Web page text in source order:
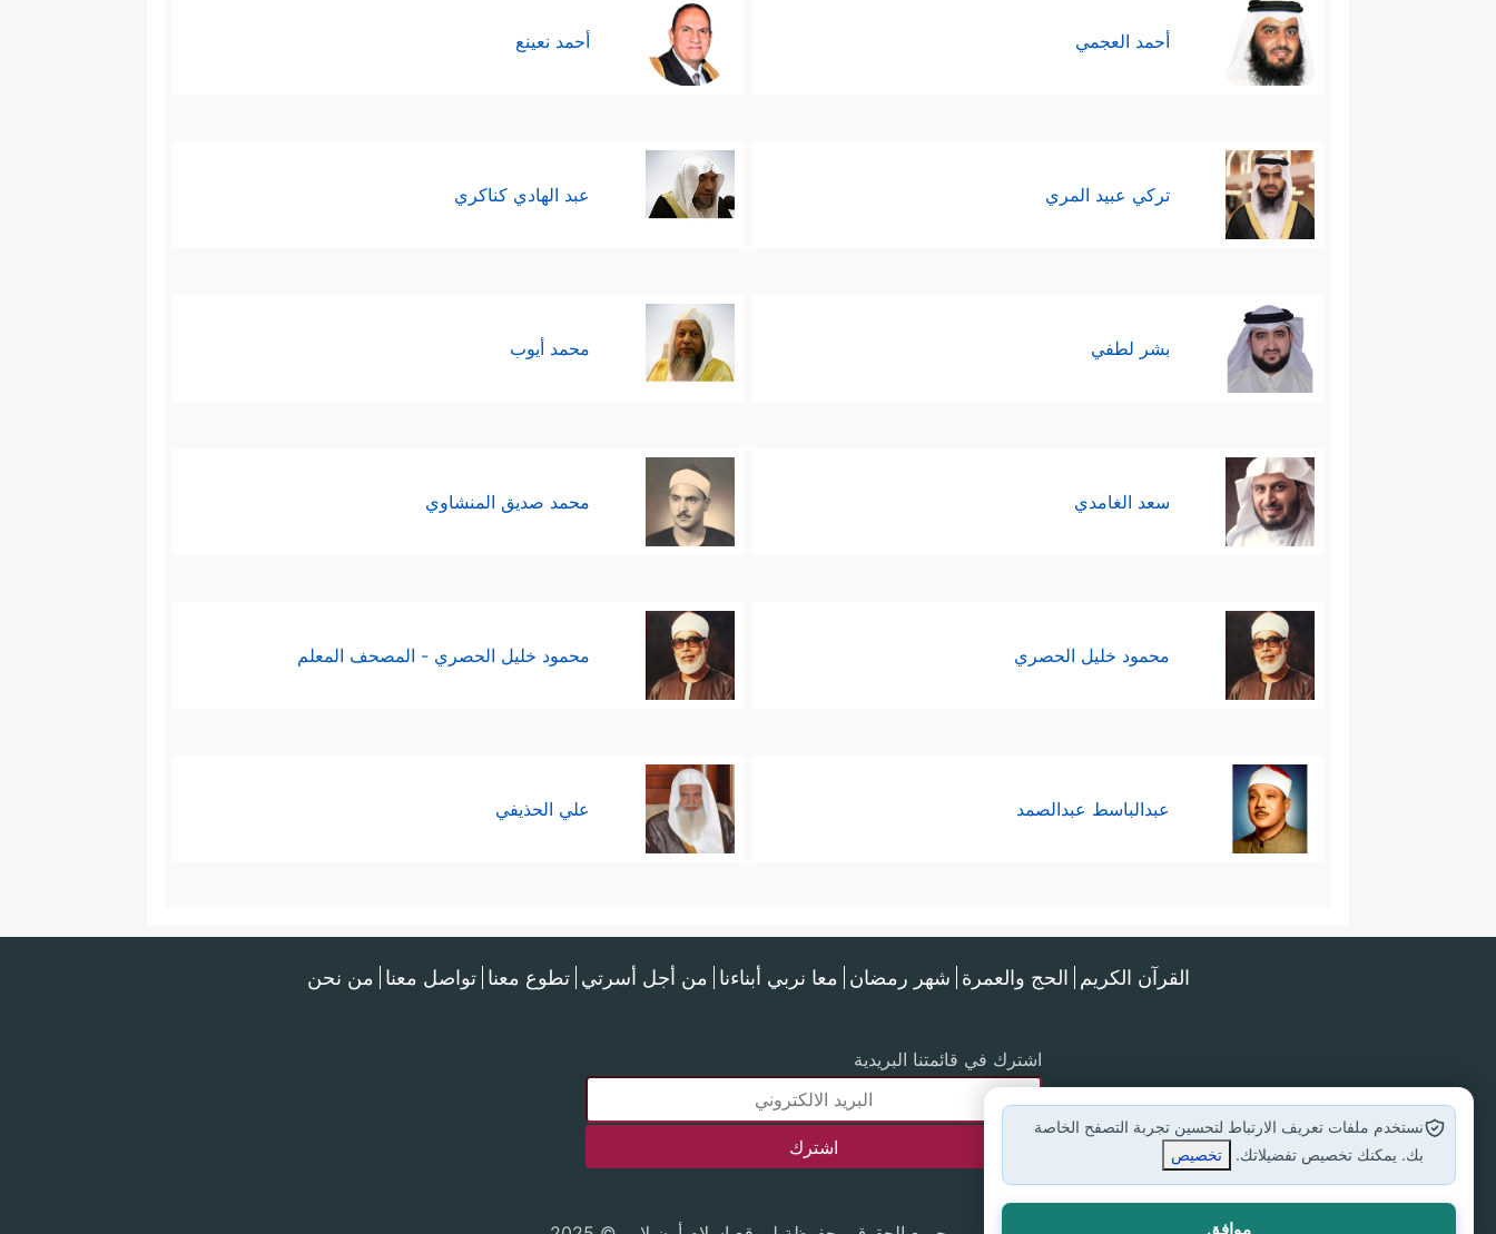
أحمد العجمي أحمد نعينع
تركي عبيد المري عبد الهادي كناكري
بشر لطفي محمد أيوب
سعد الغامدي محمد صديق المنشاوي
محمود خليل الحصري محمود خليل الحصري - المصحف المعلم
عبدالباسط عبدالصمد علي الحذيفي
القرآن الكريم الحج والعمرة شهر رمضان معا نربي أبناءنا من أجل أسرتي تطوع معنا تواصل معنا من نحن
اشترك في قائمتنا البريدية
نستخدم ملفات تعريف الارتباط لتحسين تجربة التصفح الخاصة
بك. يمكنك تخصيص تفضيلاتك.
تخصيص
موافق